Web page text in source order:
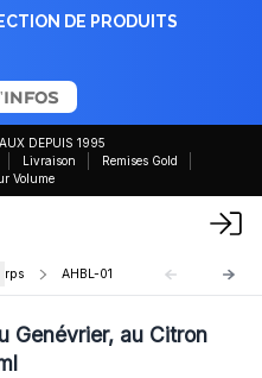
DE PRODUITS
DEPUIS 1995
Livraison
Remises Gold
Volume
AHBL-01
Genévrier, au Citron